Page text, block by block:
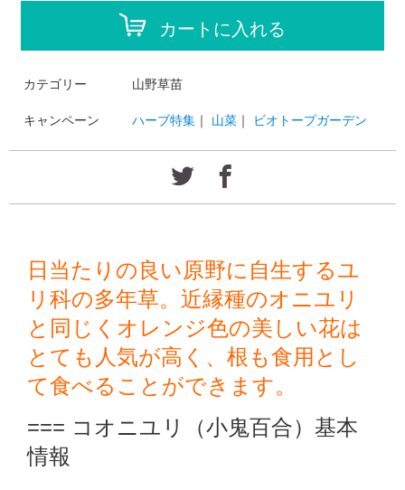
カートに入れる
カテゴリー 山野草苗
キャンペーン ハーブ特集 ｜ 山菜 ｜ ビオトープガーデン
日当たりの良い原野に自生するユ
リ科の多年草。近縁種のオニユリ
と同じくオレンジ色の美しい花は
とても人気が高く、根も食用とし
て食べることができます。
=== コオニユリ（小鬼百合）基本
情報